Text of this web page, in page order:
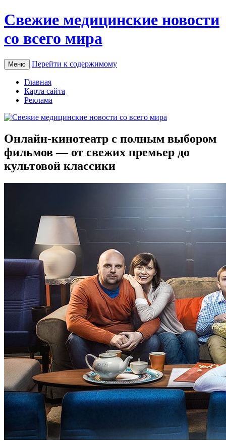
Свежие медицинские новости
со всего мира
Меню Перейти к содержимому
Главная
Карта сайта
Реклама
Онлайн-кинотеатр с полным выбором
фильмов — от свежих премьер до
культовой классики